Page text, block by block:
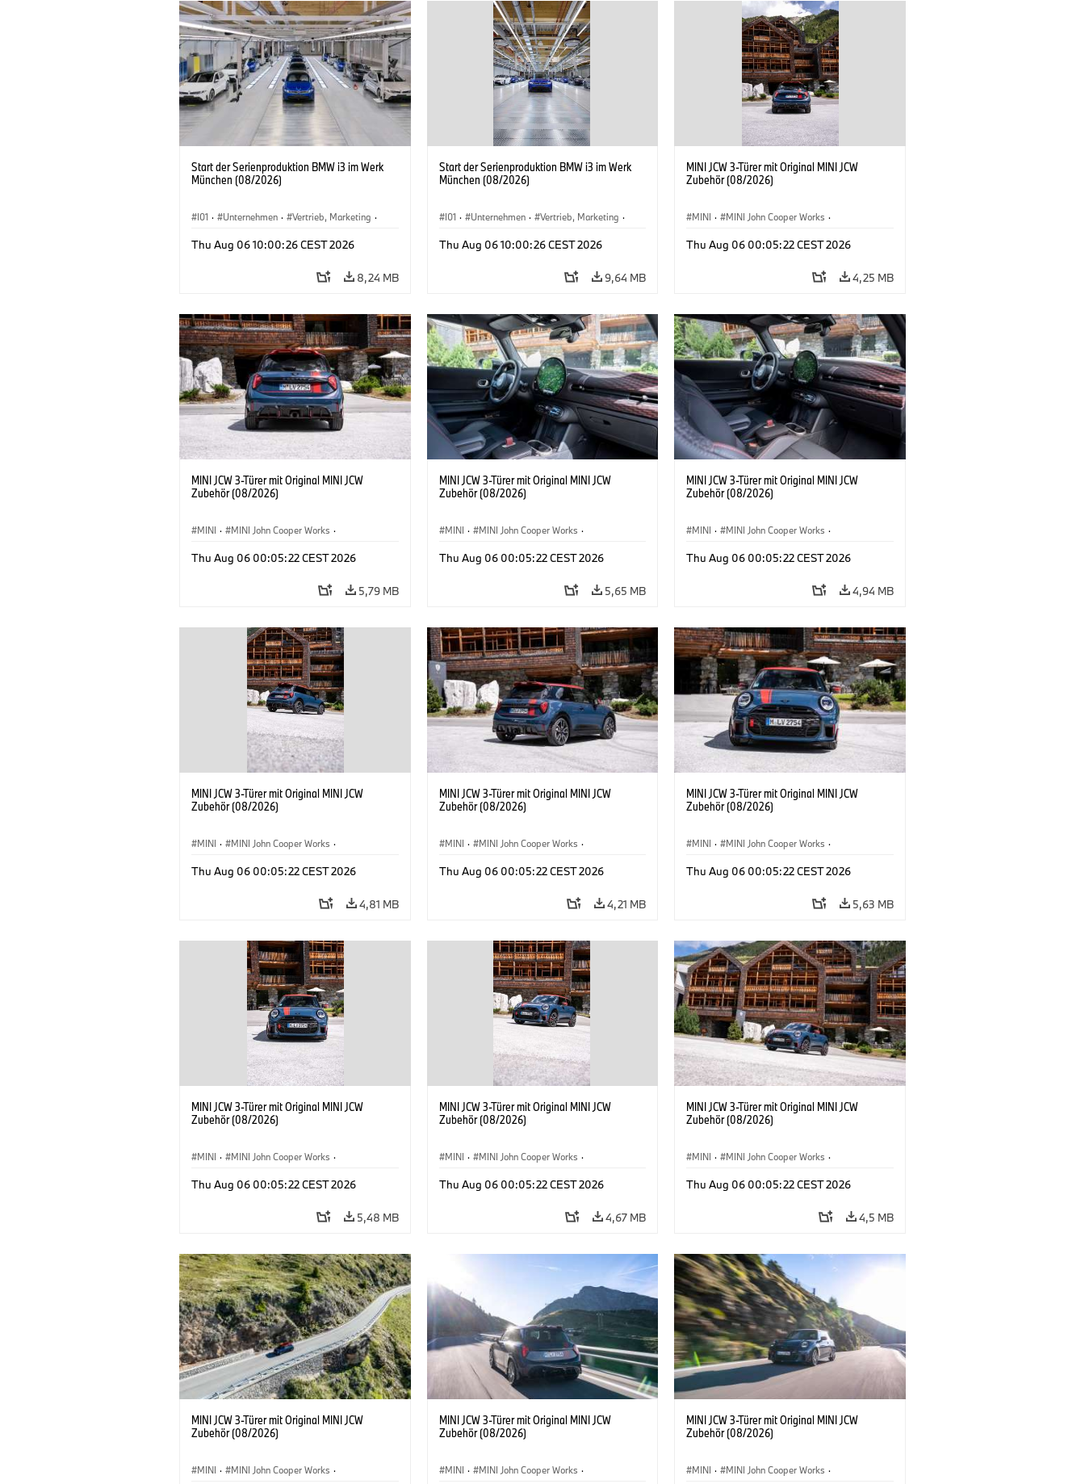
Start der Serienproduktion BMW i3 im Werk
München (08/2026)
I01 · Unternehmen · Vertrieb, Marketing ·
Thu Aug 06 10:00:26 CEST 2026
8,24 MB
Start der Serienproduktion BMW i3 im Werk
München (08/2026)
I01 · Unternehmen · Vertrieb, Marketing ·
Thu Aug 06 10:00:26 CEST 2026
9,64 MB
MINI JCW 3-Türer mit Original MINI JCW
Zubehör (08/2026)
MINI · MINI John Cooper Works ·
Sonderausstattungen, Zubehör
Thu Aug 06 00:05:22 CEST 2026
4,25 MB
MINI JCW 3-Türer mit Original MINI JCW
Zubehör (08/2026)
MINI · MINI John Cooper Works ·
Sonderausstattungen, Zubehör
Thu Aug 06 00:05:22 CEST 2026
5,79 MB
MINI JCW 3-Türer mit Original MINI JCW
Zubehör (08/2026)
MINI · MINI John Cooper Works ·
Sonderausstattungen, Zubehör
Thu Aug 06 00:05:22 CEST 2026
5,65 MB
MINI JCW 3-Türer mit Original MINI JCW
Zubehör (08/2026)
MINI · MINI John Cooper Works ·
Sonderausstattungen, Zubehör
Thu Aug 06 00:05:22 CEST 2026
4,94 MB
MINI JCW 3-Türer mit Original MINI JCW
Zubehör (08/2026)
MINI · MINI John Cooper Works ·
Sonderausstattungen, Zubehör
Thu Aug 06 00:05:22 CEST 2026
4,81 MB
MINI JCW 3-Türer mit Original MINI JCW
Zubehör (08/2026)
MINI · MINI John Cooper Works ·
Sonderausstattungen, Zubehör
Thu Aug 06 00:05:22 CEST 2026
4,21 MB
MINI JCW 3-Türer mit Original MINI JCW
Zubehör (08/2026)
MINI · MINI John Cooper Works ·
Sonderausstattungen, Zubehör
Thu Aug 06 00:05:22 CEST 2026
5,63 MB
MINI JCW 3-Türer mit Original MINI JCW
Zubehör (08/2026)
MINI · MINI John Cooper Works ·
Sonderausstattungen, Zubehör
Thu Aug 06 00:05:22 CEST 2026
5,48 MB
MINI JCW 3-Türer mit Original MINI JCW
Zubehör (08/2026)
MINI · MINI John Cooper Works ·
Sonderausstattungen, Zubehör
Thu Aug 06 00:05:22 CEST 2026
4,67 MB
MINI JCW 3-Türer mit Original MINI JCW
Zubehör (08/2026)
MINI · MINI John Cooper Works ·
Sonderausstattungen, Zubehör
Thu Aug 06 00:05:22 CEST 2026
4,5 MB
MINI JCW 3-Türer mit Original MINI JCW
Zubehör (08/2026)
MINI · MINI John Cooper Works ·
MINI JCW 3-Türer mit Original MINI JCW
Zubehör (08/2026)
MINI · MINI John Cooper Works ·
MINI JCW 3-Türer mit Original MINI JCW
Zubehör (08/2026)
MINI · MINI John Cooper Works ·